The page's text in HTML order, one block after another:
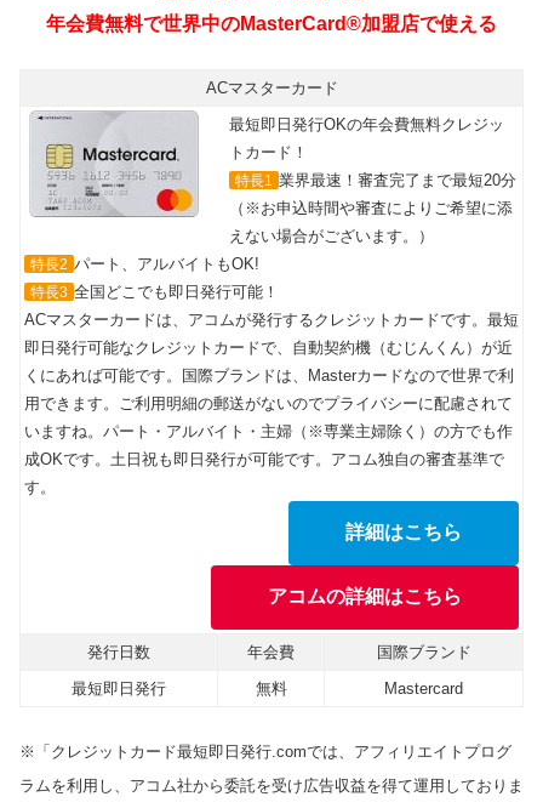
ACマスターカード
最短即日発行OKの年会費無料クレジッ
トカード！
特長1 業界最速！審査完了まで最短20分
（※お申込時間や審査によりご希望に添
えない場合がございます。）
特長2 パート、アルバイトもOK!
特長3 全国どこでも即日発行可能！
ACマスターカードは、アコムが発行するクレジットカードです。最短
即日発行可能なクレジットカードで、自動契約機（むじんくん）が近
くにあれば可能です。国際ブランドは、Masterカードなので世界で利
用できます。ご利用明細の郵送がないのでプライバシーに配慮されて
いますね。パート・アルバイト・主婦（※専業主婦除く）の方でも作
成OKです。土日祝も即日発行が可能です。アコム独自の審査基準で
す。
詳細はこちら
アコムの詳細はこちら
発行日数 年会費
国際ブランド
最短即日発行
無料 Mastercard
※「クレジットカード最短即日発行.comでは、アフィリエイトプログ
ラムを利用し、アコム社から委託を受け広告収益を得て運用しておりま